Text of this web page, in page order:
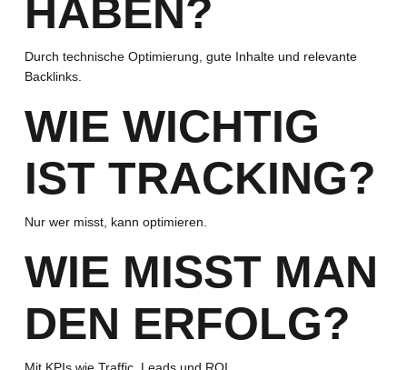
HABEN?
Durch technische Optimierung, gute Inhalte und relevante
Backlinks.
WIE WICHTIG
IST TRACKING?
Nur wer misst, kann optimieren.
WIE MISST MAN
DEN ERFOLG?